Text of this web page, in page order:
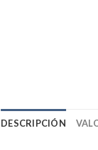
DESCRIPCIÓN